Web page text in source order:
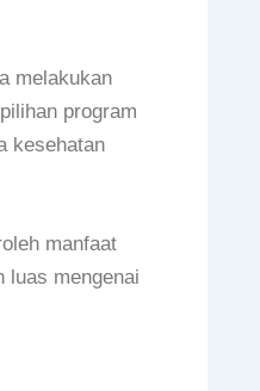
melakukan
program
kesehatan
manfaat
luas mengenai